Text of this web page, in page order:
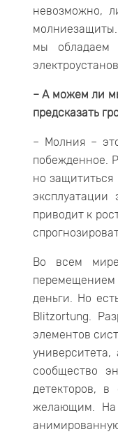
невозможно,
мы обладаем
– А можем ли
предсказать
– Молния –
побежденное.
но
эксплуатации
приводит к
Во всем мире
перемещением
деньги. Но
Blitzortung.
элементов
сообщество
детекторов,
желающим. На